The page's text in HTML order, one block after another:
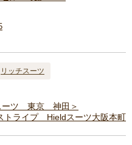
リッチスーツ
ーツ 東京 神田＞
トライプ Hieldスーツ大阪本町